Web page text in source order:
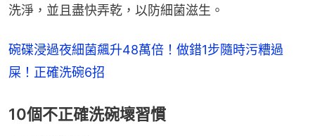
洗淨，並且盡快弄乾，以防細菌滋生。
碗碟浸過夜細菌飆升48萬倍！做錯1步隨時污糟過
屎！正確洗碗6招
10個不正確洗碗壞習慣